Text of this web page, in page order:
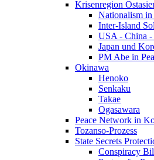
Krisenregion
Nationalism in
Inter-Island
USA - China -
Japan und
PM Abe in
Okinawa
Henoko
Senkaku
Takae
Ogasawara
Peace Network in
Tozanso-Prozess
State Secrets
Conspiracy